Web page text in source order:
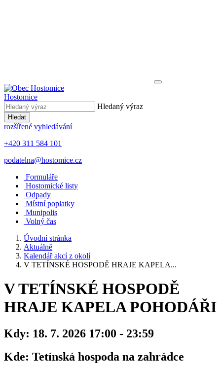
Hostomice
Hledaný výraz
Hledat
rozšířené vyhledávání
+420 311 584 101
podatelna@hostomice.cz
Formuláře
Hostomické listy
Odpady
Místní poplatky
Munipolis
Volný čas
Úvodní stránka
Aktuálně
Kalendář akcí z okolí
V TETÍNSKÉ HOSPODĚ HRAJE KAPELA...
V TETÍNSKÉ HOSPODĚ
HRAJE KAPELA POHODÁŘI
Kdy: 18. 7. 2026 17:00 - 23:59
Kde: Tetínská hospoda na zahrádce